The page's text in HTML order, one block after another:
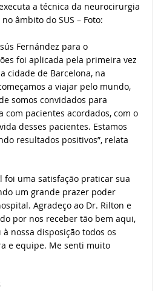
a técnica da neurocirurgia
âmbito do SUS – Foto:
Fernández para o
foi aplicada pela primeira vez
cidade de Barcelona, na
a viajar pelo mundo,
somos convidados para
pacientes acordados, com o
desses pacientes. Estamos
resultados positivos”, relata
foi uma satisfação praticar sua
um grande prazer poder
Agradeço ao Dr. Rilton e
por nos receber tão bem aqui,
nossa disposição todos os
e equipe. Me senti muito